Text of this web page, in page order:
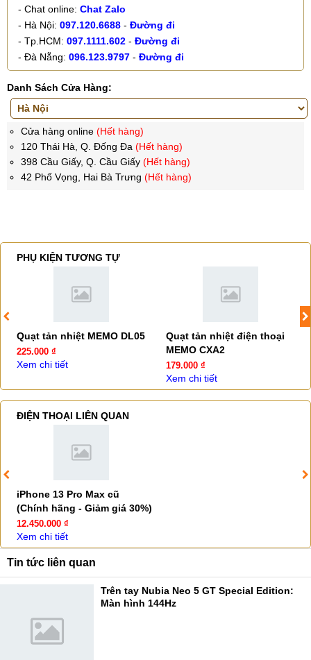
- Chat online: Chat Zalo
- Hà Nội: 097.120.6688 - Đường đi
- Tp.HCM: 097.1111.602 - Đường đi
- Đà Nẵng: 096.123.9797 - Đường đi
Danh Sách Cửa Hàng:
Cửa hàng online (Hết hàng)
120 Thái Hà, Q. Đống Đa (Hết hàng)
398 Cầu Giấy, Q. Cầu Giấy (Hết hàng)
42 Phố Vọng, Hai Bà Trưng (Hết hàng)
PHỤ KIỆN TƯƠNG TỰ
Quạt tản nhiệt MEMO DL05
225.000 ₫
Xem chi tiết
Quạt tản nhiệt điện thoại
MEMO CXA2
179.000 ₫
Xem chi tiết
ĐIỆN THOẠI LIÊN QUAN
iPhone 13 Pro Max cũ
(Chính hãng - Giảm giá 30%)
12.450.000 ₫
Xem chi tiết
Tin tức liên quan
Trên tay Nubia Neo 5 GT Special Edition:
Màn hình 144Hz